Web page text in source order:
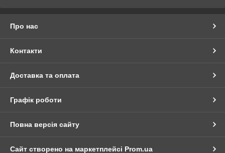
Про нас
Контакти
Доставка та оплата
Графік роботи
Повна версія сайту
Сайт створено на маркетплейсі Prom.ua